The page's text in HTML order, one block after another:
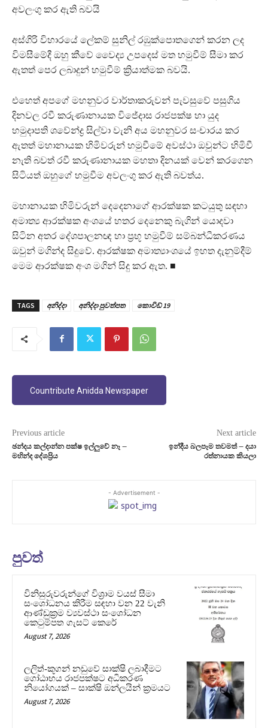
අවලංගු කර ඇති බවයි
අස්ගිරි විහාරයේ ලේකම් සුනිල් රඹුක්පොතගෙන් කරන ලද
විමසීමේදී ඔහු කීවේ වෛද්‍ය උපදෙස් මත හමුවීම් සීමා කර
ඇතත් පෙර ලබාදුන් හමුවීම් ක්‍රියාත්මක බවයි.
එහෙත් අපගේ මහනුවර වාර්තාකරුවන් පැවසුවේ පසුගිය
දිනවල රවී කරුණානායක විජේදාස රාජපක්ෂ හා යුද
හමුදාපති ශවේන්ද්‍ර සිල්වා වැනි අය මහනුවර සංචාරය කර
ඇතත් මහානායක හිමිවරුන් හමුවීමේ අවස්ථා ඔවුන්ට හිමිවී
නැති බවත් රවී කරුණානායක මහතා දිනයක් වෙන් කරගෙන
සිටියත් ඔහුගේ හමුවීම අවලංගු කර ඇති බවත්ය.
මහානායක හිමිවරුන් දෙදෙනාගේ ආරක්ෂක කටයුතු සඳහා
අමාත්‍ය ආරක්ෂක අංශයේ හතර දෙනෙකු බැගින් යොදවා
සිටින අතර දේශපාලනඥ හා ප්‍රභූ හමුවීම් සම්බන්ධීකරණය
ඔවුන් මගින්ද සිදුවේ. ආරක්ෂක අමාත්‍යාංශයේ ඉහත දැනුම්දීම්
මෙම ආරක්ෂක අංශ මගින් සිදු කර ඇත. ■
TAGS අනිද්දා අනිද්දා පුවත්පත කොවිඩ් 19
Countribute Anidda Newspaper
Previous article
ඡන්දය කල්දාන්න පක්ෂ ඉල්ලුවේ නෑ –
මහින්ද දේශප්‍රිය
Next article
ඉන්දීය බලපෑම තවමත් – දයා
රත්නායක කියලා
- Advertisement -
පුවත්
විනිසුරුවරුන්ගේ විශ්‍රාම වයස් සීමා
සංශෝධනය කිරීම සඳහා වන 22 වැනි
ආණ්ඩුක්‍රම ව්‍යවස්ථා සංශෝධන
කෙටුම්පත ගැසට් කෙරේ
August 7, 2026
ලලිත්-කූගන් නඩුවේ සාක්ෂි ලබාදීමට
ගෝඨාභය රාජපක්ෂට අධිකරණ
නියෝගයක් – සාක්ෂි ඔන්ලයින් ක්‍රමයට
August 7, 2026